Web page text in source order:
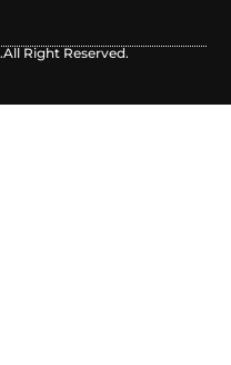
.All Right Reserved.